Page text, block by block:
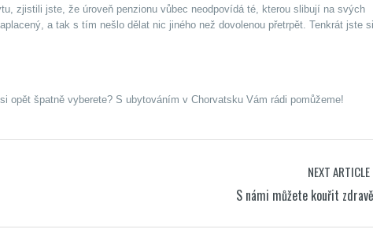
zjistili jste, že úroveň penzionu vůbec neodpovídá té, kterou slibují na svých
a tak s tím nešlo dělat nic jiného než dovolenou přetrpět. Tenkrát jste si
opět špatně vyberete? S ubytováním v Chorvatsku Vám rádi pomůžeme!
NEXT ARTICLE
S námi můžete kouřit zdravě